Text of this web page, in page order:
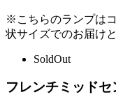
※こちらのランプは
状サイズでのお届け
SoldOut
フレンチミッド